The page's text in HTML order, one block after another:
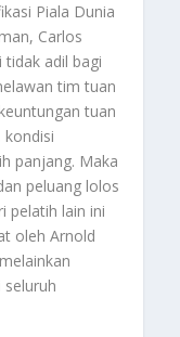
Piala Dunia
Carlos
tidak adil bagi
tim tuan
tuan
panjang. Maka
peluang lolos
pelatih lain ini
oleh Arnold